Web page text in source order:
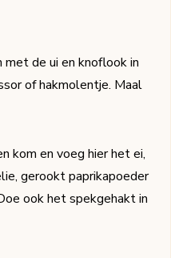
de ui en knoflook in
of hakmolentje. Maal
kom en voeg hier het ei,
gerookt paprikapoeder
ook het spekgehakt in